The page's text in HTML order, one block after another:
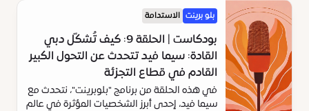
بلو برينت الاستدامة
بودكاست | الحلقة 9: كيف تُشكّل دبي
القادة: سيما فيد تتحدث عن التحول الكبير
القادم في قطاع التجزئة
في هذه الحلقة من برنامج "بلوبرينت"، نتحدث مع
سيما فيد، إحدى أبرز الشخصيات المؤثرة في عالم